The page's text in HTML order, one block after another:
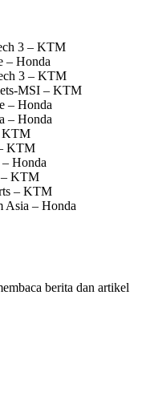
3 – KTM
– Honda
3 – KTM
MSI – KTM
– Honda
– Honda
KTM
KTM
Honda
– KTM
– KTM
Asia – Honda
berita dan artikel